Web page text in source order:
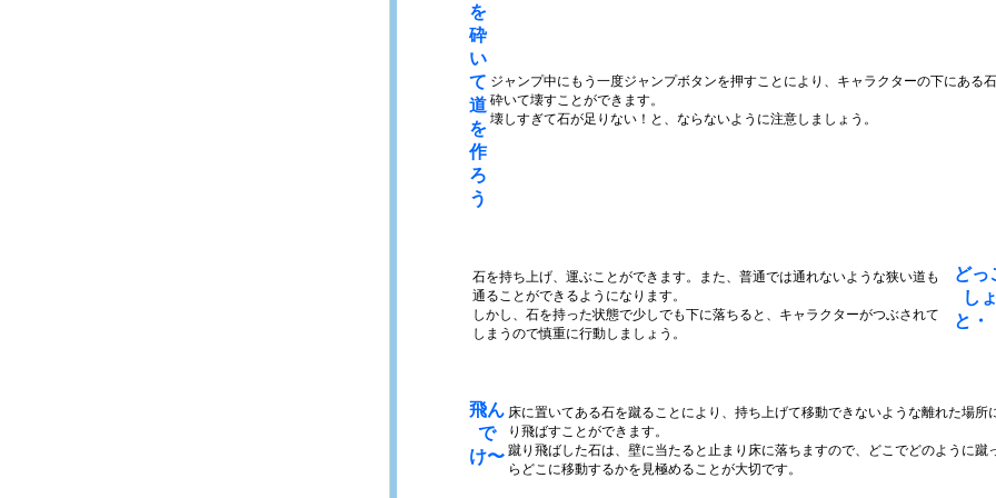
を
砕
い
て
道
を
作
ろ
う
ジャンプ中にもう一度ジャンプボタンを押すことにより、キャラクターの下にある
砕いて壊すことができます。
壊しすぎて石が足りない！と、ならないように注意しましょう。
石を持ち上げ、運ぶことができます。また、普通では通れないような狭い道も
通ることができるようになります。
しかし、石を持った状態で少しでも下に落ちると、キャラクターがつぶされて
しまうので慎重に行動しましょう。
どっ
し
と・
飛ん
で
け〜
床に置いてある石を蹴ることにより、持ち上げて移動できないような離れた場所
り飛ばすことができます。
蹴り飛ばした石は、壁に当たると止まり床に落ちますので、どこでどのように蹴
らどこに移動するかを見極めることが大切です。